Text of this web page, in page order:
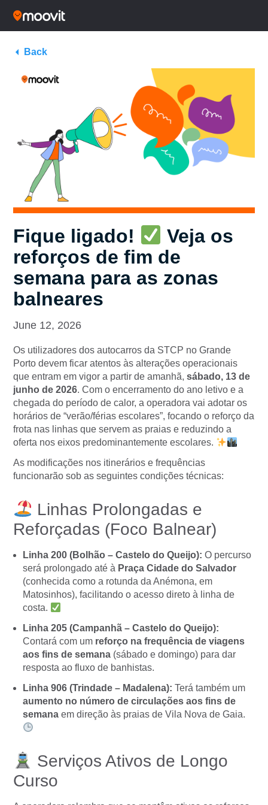
Back
Fique ligado!
Veja os
reforços de fim de
semana para as zonas
balneares
June 12, 2026
Os utilizadores dos autocarros da STCP no Grande
Porto devem ficar atentos às alterações operacionais
que entram em vigor a partir de amanhã, sábado, 13 de
junho de 2026. Com o encerramento do ano letivo e a
chegada do período de calor, a operadora vai adotar os
horários de “verão/férias escolares”, focando o reforço da
frota nas linhas que servem as praias e reduzindo a
oferta nos eixos predominantemente escolares.
As modificações nos itinerários e frequências
funcionarão sob as seguintes condições técnicas:
Linhas Prolongadas e
Reforçadas (Foco Balnear)
Linha 200 (Bolhão – Castelo do Queijo): O percurso
será prolongado até à Praça Cidade do Salvador
(conhecida como a rotunda da Anémona, em
Matosinhos), facilitando o acesso direto à linha de
costa.
Linha 205 (Campanhã – Castelo do Queijo):
Contará com um reforço na frequência de viagens
aos fins de semana (sábado e domingo) para dar
resposta ao fluxo de banhistas.
Linha 906 (Trindade – Madalena): Terá também um
aumento no número de circulações aos fins de
semana em direção às praias de Vila Nova de Gaia.
Serviços Ativos de Longo
Curso